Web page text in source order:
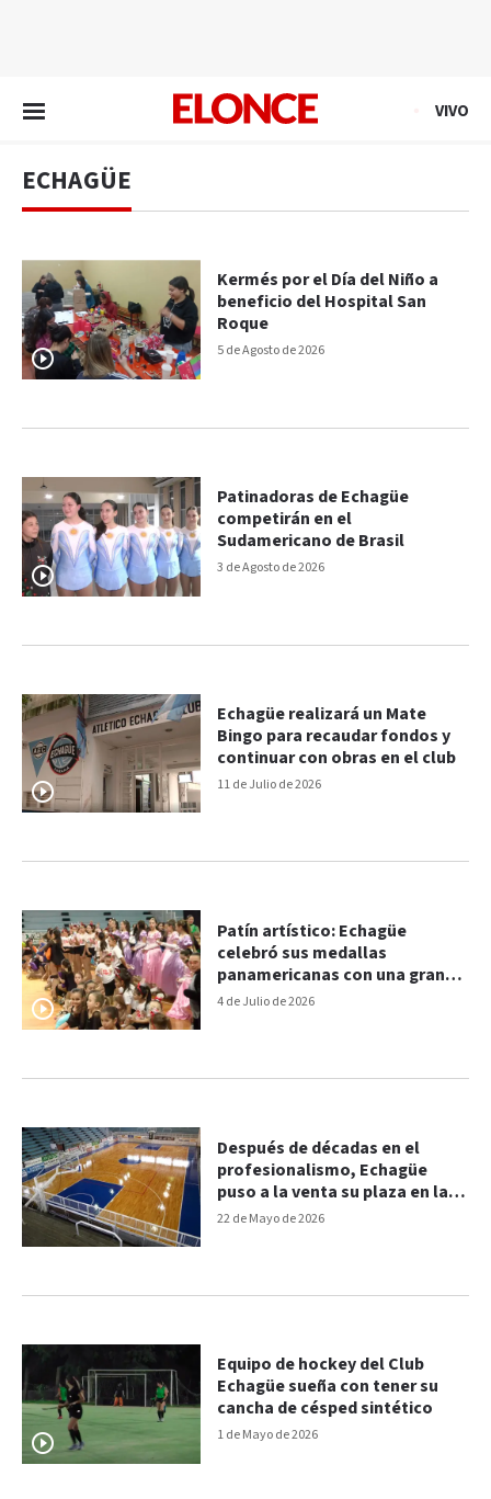
VIVO
ECHAGÜE
5 de Agosto de 2026
Kermés por el Día del Niño a
beneficio del Hospital San
Roque
3 de Agosto de 2026
Patinadoras de Echagüe
competirán en el
Sudamericano de Brasil
11 de Julio de 2026
Echagüe realizará un Mate
Bingo para recaudar fondos y
continuar con obras en el club
4 de Julio de 2026
Patín artístico: Echagüe
celebró sus medallas
panamericanas con una gran
muestra de invierno
22 de Mayo de 2026
Después de décadas en el
profesionalismo, Echagüe
puso a la venta su plaza en la
Liga Argentina
1 de Mayo de 2026
Equipo de hockey del Club
Echagüe sueña con tener su
cancha de césped sintético